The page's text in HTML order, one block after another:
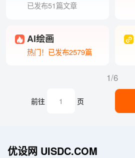
已发布51篇文章
AI绘画
热门！已发布2579篇
1/6
前往 页
优设网 UISDC.COM